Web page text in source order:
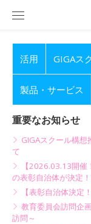
活用 GIGAス
製品・サービス
重要なお知らせ
GIGAスクール構
て
【2026.03.13開
の表彰自治体が決定
【表彰自治体決定
教育委員会訪問企
訪問～